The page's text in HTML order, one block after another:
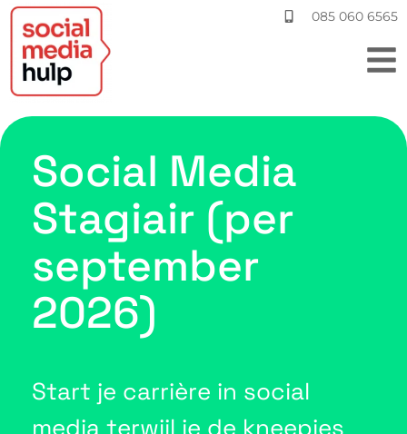
085 060 6565
Social Media
Stagiair (per
september
2026)
Start je carrière in social
media terwijl je de kneepjes